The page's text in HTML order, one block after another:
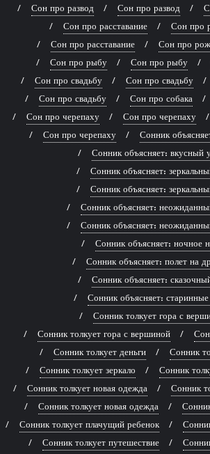
Сон про развод
Сон про развод
Сон про расставание
Сон про
Сон про расставание
Сон про
Сон про рыбу
Сон про рыбу
Сон про свадьбу
Сон про свадьбу
Сон про свадьбу
Сон про собака
Сон про черепаху
Сон про черепаху
Сон про черепаху
Сонник
Сонник объясняет: вкусный
Сонник объясняет:
Сонник объясняет:
Сонник объясняет:
Сонник объясняет:
Сонник объясняет: ночное
Сонник объясняет: полет на
Сонник объясняет:
Сонник объясняет:
Сонник толкует гора с
Сонник толкует гора с вершиной
Сонник толкует деньги
Сонник
Сонник толкует зеркало
Сонник
Сонник толкует новая одежда
Сонник
Сонник толкует новая одежда
Сонник толкует плачущий ребенок
Сонник толкует путешествие